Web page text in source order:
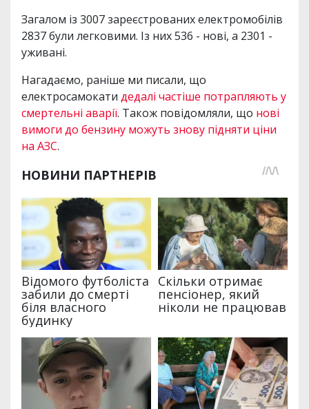
Загалом із 3007 зареєстрованих електромобілів
2837 були легковими. Із них 536 - нові, а 2301 -
уживані.
Нагадаємо, раніше ми писали, що
електросамокати дедалі частіше потрапляють у
смертельні аварії. Також повідомляли, що нові
вимоги до бензину можуть знову підняти ціни
на АЗС.